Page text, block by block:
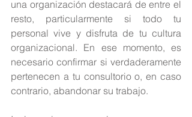
una organización destacará de entre el
resto, particularmente si todo tu
personal vive y disfruta de tu cultura
organizacional. En ese momento, es
necesario confirmar si verdaderamente
pertenecen a tu consultorio o, en caso
contrario, abandonar su trabajo.